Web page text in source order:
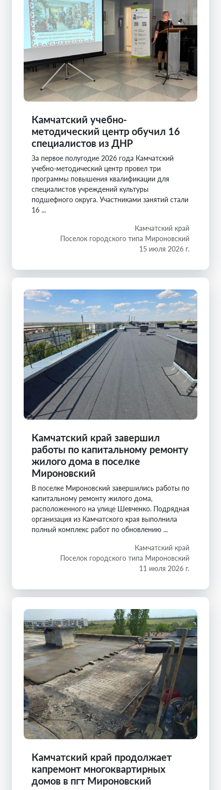
Камчатский учебно-
методический центр обучил 16
специалистов из ДНР
За первое полугодие 2026 года Камчатский
учебно-методический центр провел три
программы повышения квалификации для
специалистов учреждений культуры
подшефного округа. Участниками занятий стали
16 ...
Камчатский край
Поселок городского типа Мироновский
15 июля 2026 г.
Камчатский край завершил
работы по капитальному ремонту
жилого дома в поселке
Мироновский
В поселке Мироновский завершились работы по
капитальному ремонту жилого дома,
расположенного на улице Шевченко. Подрядная
организация из Камчатского края выполнила
полный комплекс работ по обновлению ...
Камчатский край
Поселок городского типа Мироновский
11 июля 2026 г.
Камчатский край продолжает
капремонт многоквартирных
домов в пгт Мироновский